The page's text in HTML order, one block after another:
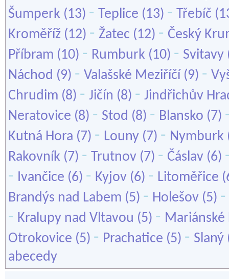
Šumperk (13) - Teplice (13) - Třebíč
Kroměříž (12) - Žatec (12) - Český
Příbram (10) - Rumburk (10) - Svitavy
Náchod (9) - Valašské Meziříčí (9) -
Chrudim (8) - Jičín (8) - Jindřichův
Neratovice (8) - Stod (8) - Blansko (7)
Kutná Hora (7) - Louny (7) - Nymburk
Rakovník (7) - Trutnov (7) - Čáslav (6)
- Ivančice (6) - Kyjov (6) - Litoměřice
Brandýs nad Labem (5) - Holešov (5) -
- Kralupy nad Vltavou (5) - Mariánské
Otrokovice (5) - Prachatice (5) - Slaný
abecedy